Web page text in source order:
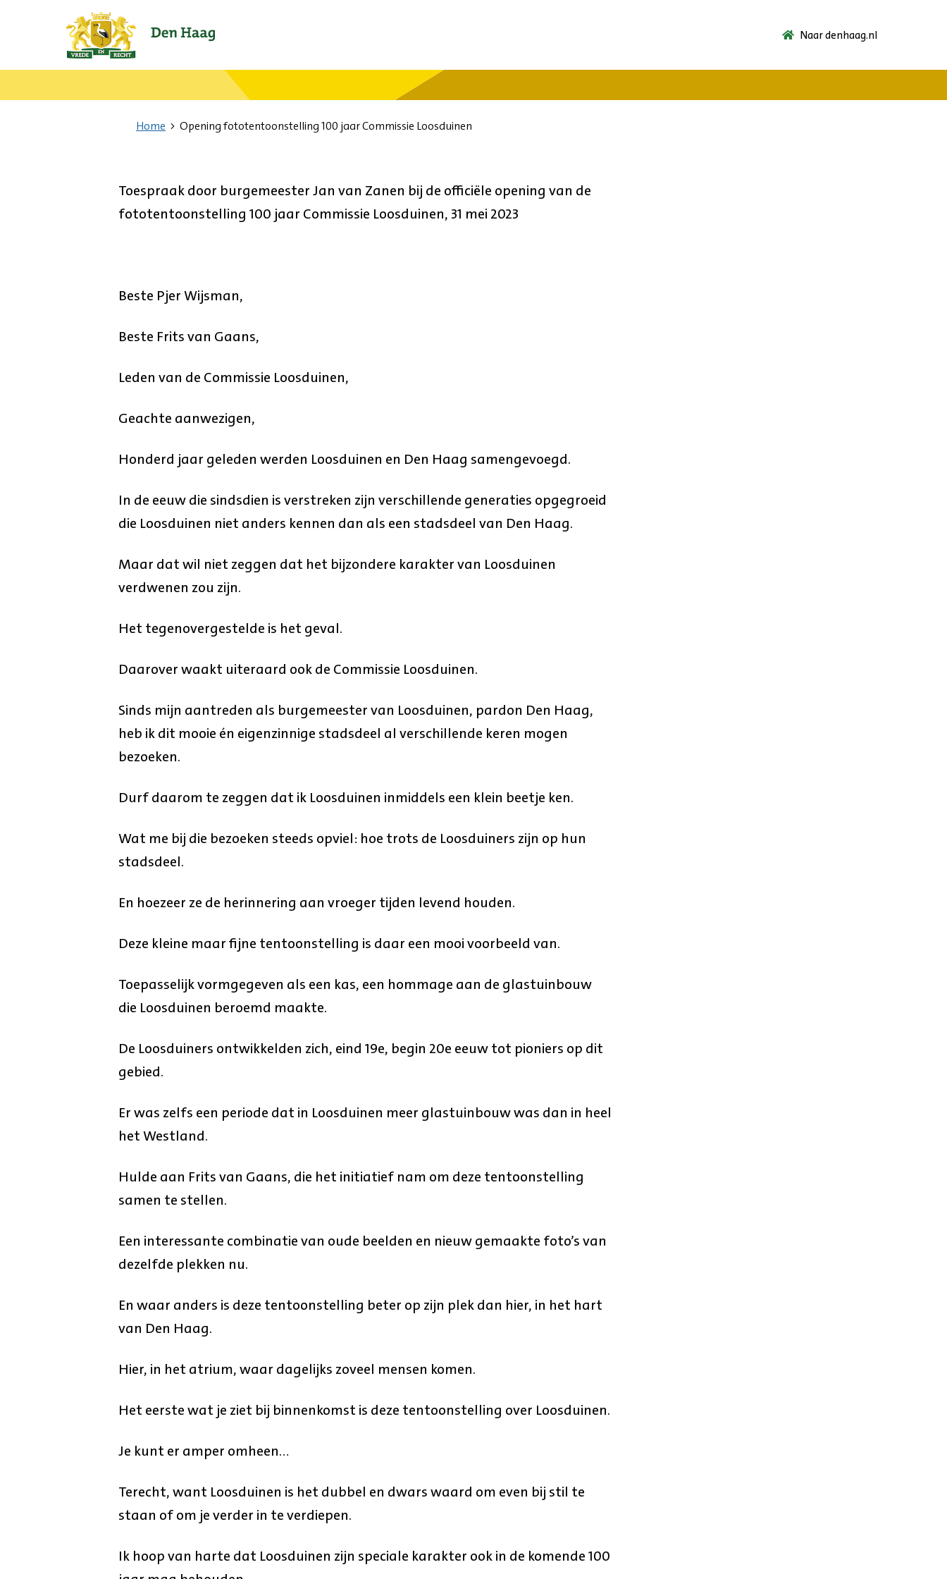
Ga
naar
de
Naar denhaag.nl
Home Opening fototentoonstelling 100 jaar Commissie Loosduinen
Toespraak door burgemeester Jan van Zanen bij de officiële opening van de
fototentoonstelling 100 jaar Commissie Loosduinen, 31 mei 2023
Beste Pjer Wijsman,
Beste Frits van Gaans,
Leden van de Commissie Loosduinen,
Geachte aanwezigen,
Honderd jaar geleden werden Loosduinen en Den Haag samengevoegd.
In de eeuw die sindsdien is verstreken zijn verschillende generaties opgegroeid
die Loosduinen niet anders kennen dan als een stadsdeel van Den Haag.
Maar dat wil niet zeggen dat het bijzondere karakter van Loosduinen
verdwenen zou zijn.
Het tegenovergestelde is het geval.
Daarover waakt uiteraard ook de Commissie Loosduinen.
Sinds mijn aantreden als burgemeester van Loosduinen, pardon Den Haag,
heb ik dit mooie én eigenzinnige stadsdeel al verschillende keren mogen
bezoeken.
Durf daarom te zeggen dat ik Loosduinen inmiddels een klein beetje ken.
Wat me bij die bezoeken steeds opviel: hoe trots de Loosduiners zijn op hun
stadsdeel.
En hoezeer ze de herinnering aan vroeger tijden levend houden.
Deze kleine maar fijne tentoonstelling is daar een mooi voorbeeld van.
Toepasselijk vormgegeven als een kas, een hommage aan de glastuinbouw
die Loosduinen beroemd maakte.
De Loosduiners ontwikkelden zich, eind 19e, begin 20e eeuw tot pioniers op dit
gebied.
Er was zelfs een periode dat in Loosduinen meer glastuinbouw was dan in heel
het Westland.
Hulde aan Frits van Gaans, die het initiatief nam om deze tentoonstelling
samen te stellen.
Een interessante combinatie van oude beelden en nieuw gemaakte foto’s van
dezelfde plekken nu.
En waar anders is deze tentoonstelling beter op zijn plek dan hier, in het hart
van Den Haag.
Hier, in het atrium, waar dagelijks zoveel mensen komen.
Het eerste wat je ziet bij binnenkomst is deze tentoonstelling over Loosduinen.
Je kunt er amper omheen…
Terecht, want Loosduinen is het dubbel en dwars waard om even bij stil te
staan of om je verder in te verdiepen.
Ik hoop van harte dat Loosduinen zijn speciale karakter ook in de komende 100